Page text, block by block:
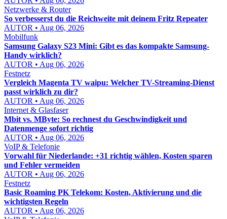
Netzwerke & Router
So verbesserst du die Reichweite mit deinem Fritz Repeater
AUTOR • Aug 06, 2026
Mobilfunk
Samsung Galaxy S23 Mini: Gibt es das kompakte Samsung-
Handy wirklich?
AUTOR • Aug 06, 2026
Festnetz
Vergleich Magenta TV waipu: Welcher TV-Streaming-Dienst
passt wirklich zu dir?
AUTOR • Aug 06, 2026
Internet & Glasfaser
Mbit vs. MByte: So rechnest du Geschwindigkeit und
Datenmenge sofort richtig
AUTOR • Aug 06, 2026
VoIP & Telefonie
Vorwahl für Niederlande: +31 richtig wählen, Kosten sparen
und Fehler vermeiden
AUTOR • Aug 06, 2026
Festnetz
Basic Roaming PK Telekom: Kosten, Aktivierung und die
wichtigsten Regeln
AUTOR • Aug 06, 2026